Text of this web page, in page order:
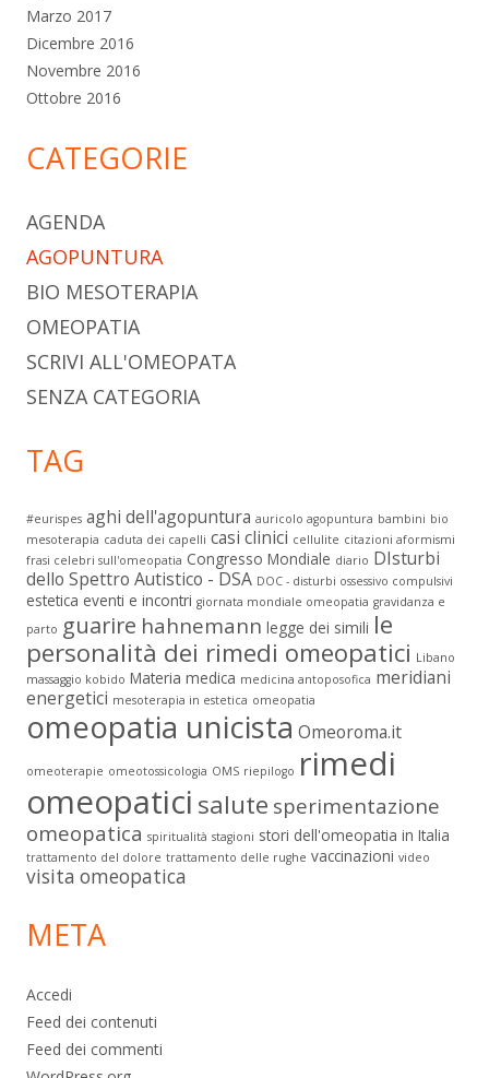
Marzo 2017
Dicembre 2016
Novembre 2016
Ottobre 2016
CATEGORIE
AGENDA
AGOPUNTURA
BIO MESOTERAPIA
OMEOPATIA
SCRIVI ALL'OMEOPATA
SENZA CATEGORIA
TAG
#eurispes aghi dell'agopuntura auricolo agopuntura bambini bio
mesoterapia caduta dei capelli casi clinici cellulite citazioni aformismi
frasi celebri sull'omeopatia Congresso Mondiale diario DIsturbi
dello Spettro Autistico - DSA DOC - disturbi ossessivo compulsivi
estetica eventi e incontri giornata mondiale omeopatia gravidanza e
parto guarire hahnemann legge dei simili le
personalità dei rimedi omeopatici Libano
massaggio kobido Materia medica medicina antoposofica meridiani
energetici mesoterapia in estetica omeopatia
omeopatia unicista Omeoroma.it
omeoterapie omeotossicologia OMS riepilogo rimedi
omeopatici salute sperimentazione
omeopatica spiritualità stagioni stori dell'omeopatia in Italia
trattamento del dolore trattamento delle rughe vaccinazioni video
visita omeopatica
META
Accedi
Feed dei contenuti
Feed dei commenti